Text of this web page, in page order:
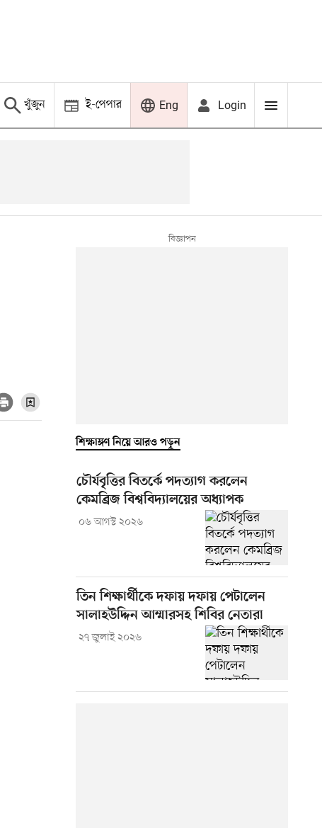
খুঁজুন ই-পেপার Eng Login
শিক্ষাঙ্গণ নিয়ে আরও পড়ুন
চৌর্যবৃত্তির বিতর্কে পদত্যাগ করলেন
কেমব্রিজ বিশ্ববিদ্যালয়ের অধ্যাপক
০৬ আগস্ট ২০২৬
তিন শিক্ষার্থীকে দফায় দফায় পেটালেন
সালাহউদ্দিন আম্মারসহ শিবির নেতারা
২৭ জুলাই ২০২৬